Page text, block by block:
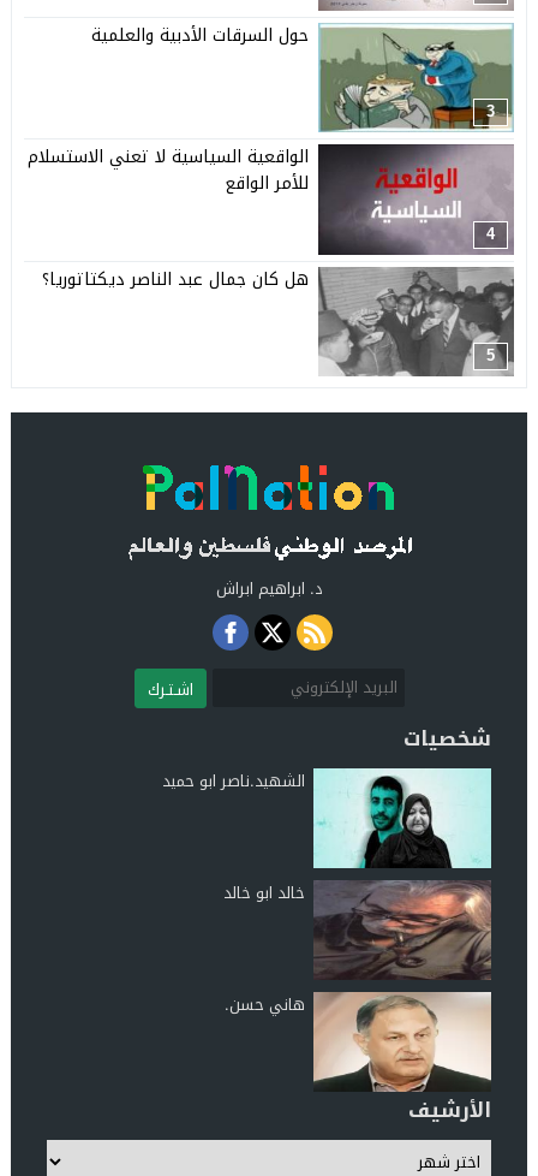
3
حول السرقات الأدبية والعلمية
4
الواقعية السياسية لا تعني الاستسلام
للأمر الواقع
5
هل كان جمال عبد الناصر ديكتاتوريا؟
د. ابراهيم ابراش
اشـتـرك
شخصيات
الشهيد.ناصر ابو حميد
خالد ابو خالد
هاني حسن.
الأرشيف